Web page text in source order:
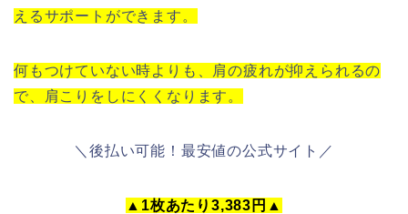
えるサポートができます。
何もつけていない時よりも、肩の疲れが抑えられるの
で、肩こりをしにくくなります。
＼後払い可能！最安値の公式サイト／
▲1枚あたり3,383円▲